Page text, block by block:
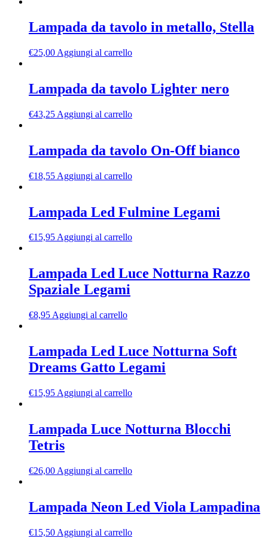
Lampada da tavolo in metallo, Stella
€25,00 Aggiungi al carrello
Lampada da tavolo Lighter nero
€43,25 Aggiungi al carrello
Lampada da tavolo On-Off bianco
€18,55 Aggiungi al carrello
Lampada Led Fulmine Legami
€15,95Aggiungi al carrello
Lampada Led Luce Notturna Razzo
Spaziale Legami
€8,95 Aggiungi al carrello
Lampada Led Luce Notturna Soft
Dreams Gatto Legami
€15,95 Aggiungi al carrello
Lampada Luce Notturna Blocchi
Tetris
€26,00 Aggiungi al carrello
Lampada Neon Led Viola Lampadina
€15,50 Aggiungi al carrello